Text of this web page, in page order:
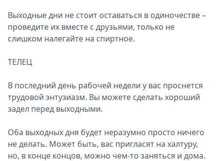
Выходные дни не стоит оставаться в одиночестве –
проведите их вместе с друзьями, только не
слишком налегайте на спиртное.
ТЕЛЕЦ
В последний день рабочей недели у вас проснется
трудовой энтузиазм. Вы можете сделать хороший
задел перед выходными.
Оба выходных дня будет неразумно просто ничего
не делать. Может быть, вас пригласят на халтуру,
но, в конце концов, можно чем-то заняться и дома.